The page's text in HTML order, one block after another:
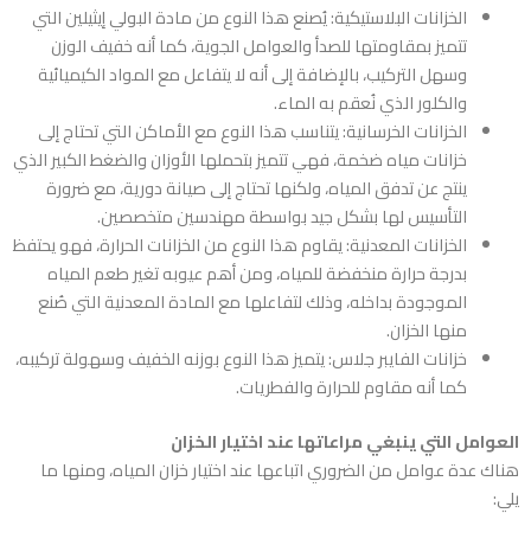
الخزانات البلاستيكية: يُصنع هذا النوع من مادة البولي إيثيلين التي
تتميز بمقاومتها للصدأ والعوامل الجوية، كما أنه خفيف الوزن
وسهل التركيب، بالإضافة إلى أنه لا يتفاعل مع المواد الكيميائية
والكلور الذي نُعقم به الماء.
الخزانات الخرسانية: يتناسب هذا النوع مع الأماكن التي تحتاج إلى
خزانات مياه ضخمة، فهي تتميز بتحملها الأوزان والضغط الكبير الذي
ينتج عن تدفق المياه، ولكنها تحتاج إلى صيانة دورية، مع ضرورة
التأسيس لها بشكل جيد بواسطة مهندسين متخصصين.
الخزانات المعدنية: يقاوم هذا النوع من الخزانات الحرارة، فهو يحتفظ
بدرجة حرارة منخفضة للمياه، ومن أهم عيوبه تغير طعم المياه
الموجودة بداخله، وذلك لتفاعلها مع المادة المعدنية التي صُنع
منها الخزان.
خزانات الفايبر جلاس: يتميز هذا النوع بوزنه الخفيف وسهولة تركيبه،
كما أنه مقاوم للحرارة والفطريات.
العوامل التي ينبغي مراعاتها عند اختيار الخزان
هناك عدة عوامل من الضروري اتباعها عند اختيار خزان المياه، ومنها ما
يلي: